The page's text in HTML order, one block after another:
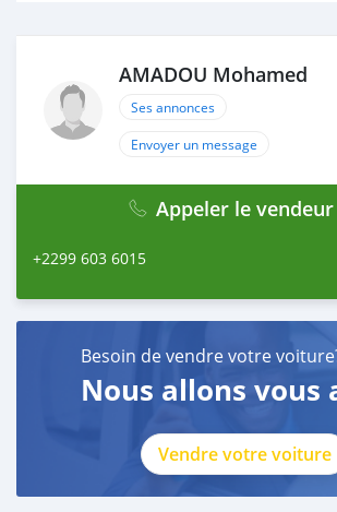
AMADOU Mohamed
Ses annonces
Envoyer un message
Appeler le vendeur
+2299 603 6015
Besoin de vendre votre
Nous allons vous
Vendre votre voiture